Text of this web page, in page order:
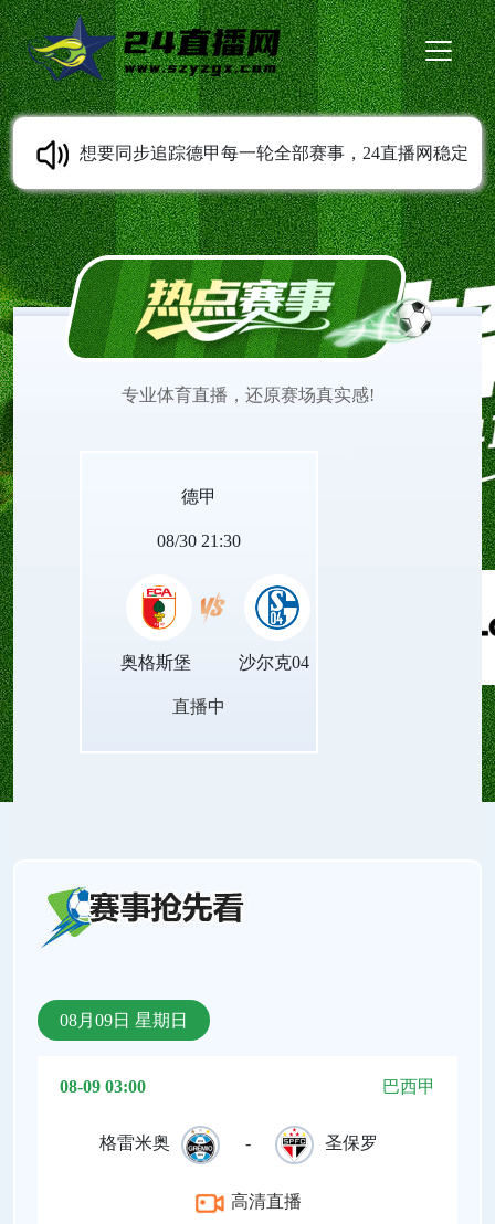
想要同步追踪德甲每一轮全部赛事，24直播网稳定
提供德甲直播服务。免费无插件高清直播随时可以
观看，多条线路灵活切换。平台持续同步赛程变动
专业体育直播，还原赛场真实感!
德甲
08/30 21:30
奥格斯堡 沙尔克04
直播中
08月09日 星期日
08-09 03:00 巴西甲
格雷米奥 - 圣保罗
高清直播